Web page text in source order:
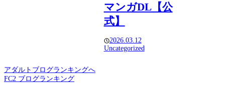
マンガDL【公
式】
2026.03.12
Uncategorized
アダルトブログランキングへ
FC2 ブログランキング